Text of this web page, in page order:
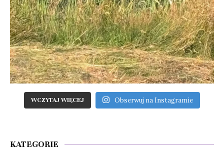
WCZYTAJ WIĘCEJ Obserwuj na Instagramie
KATEGORIE